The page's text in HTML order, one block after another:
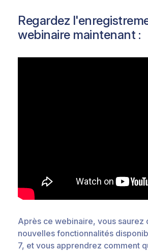
Regardez
webinaire maintenant :
Après ce webinaire, vous saurez
nouvelles fonctionnalités
7, et vous apprendrez comment